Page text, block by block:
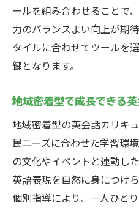
ールを組み合わせることで
力のバランスよい向上が期
タイルに合わせてツールを
鍵となります。
地域密着型で成長できる
地域密着型の英会話カリキ
民ニーズに合わせた学習環
の文化やイベントと連動し
英語表現を自然に身につけ
個別指導により、一人ひと